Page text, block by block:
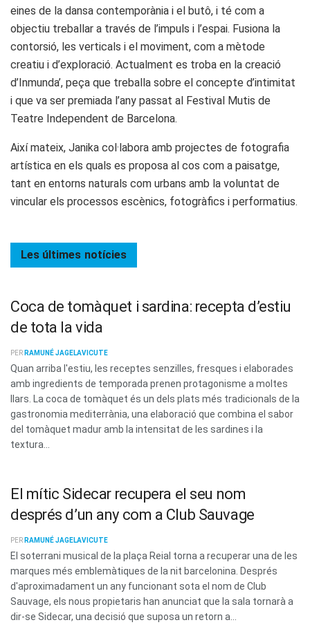
eines de la dansa contemporània i el butô, i té com a
objectiu treballar a través de l’impuls i l’espai. Fusiona la
contorsió, les verticals i el moviment, com a mètode
creatiu i d’exploració. Actualment es troba en la creació
d’Inmunda’, peça que treballa sobre el concepte d’intimitat
i que va ser premiada l’any passat al Festival Mutis de
Teatre Independent de Barcelona.
Així mateix, Janika col·labora amb projectes de fotografia
artística en els quals es proposa al cos com a paisatge,
tant en entorns naturals com urbans amb la voluntat de
vincular els processos escènics, fotogràfics i performatius.
Les últimes notícies
Coca de tomàquet i sardina: recepta d’estiu
de tota la vida
PER RAMUNÉ JAGELAVICUTE
Quan arriba l'estiu, les receptes senzilles, fresques i elaborades
amb ingredients de temporada prenen protagonisme a moltes
llars. La coca de tomàquet és un dels plats més tradicionals de la
gastronomia mediterrània, una elaboració que combina el sabor
del tomàquet madur amb la intensitat de les sardines i la
textura...
El mític Sidecar recupera el seu nom
després d’un any com a Club Sauvage
PER RAMUNÉ JAGELAVICUTE
El soterrani musical de la plaça Reial torna a recuperar una de les
marques més emblemàtiques de la nit barcelonina. Després
d'aproximadament un any funcionant sota el nom de Club
Sauvage, els nous propietaris han anunciat que la sala tornarà a
dir-se Sidecar, una decisió que suposa un retorn a...